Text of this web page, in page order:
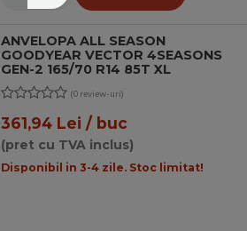
ANVELOPA ALL SEASON
GOODYEAR VECTOR 4SEASONS
GEN-2 165/70 R14 85T XL
(0 review-uri)
361,94 Lei / buc
(pret cu TVA inclus)
Disponibil in 3-4 zile. Stoc limitat!